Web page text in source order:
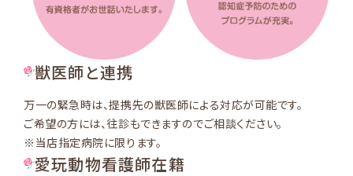
獣医師と連携
万一の緊急時は、提携先の獣医師による対応が可能です。
ご希望の方には、往診もできますのでご相談ください。
※当店指定病院に限ります。
愛玩動物看護師在籍